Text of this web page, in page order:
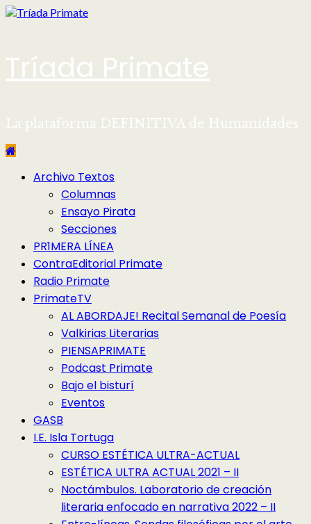
Saltar
Tríada Primate
La plataforma DEFINITIVA de Humanidades
Menú Archivo Textos
Columnas
Ensayo Pirata
Secciones
PR1MERA LÍNEA
ContraEditorial Primate
Radio Primate
PrimateTV
AL ABORDAJE! Recital Semanal de Poesía
Valkirias Literarias
PIENSAPRIMATE
Podcast Primate
Bajo el bisturí
Eventos
GASB
I.E. Isla Tortuga
CURSO ESTÉTICA ULTRA-ACTUAL
ESTÉTICA ULTRA ACTUAL 2021 – II
Noctámbulos. Laboratorio de creación
literaria enfocado en narrativa 2022 – II